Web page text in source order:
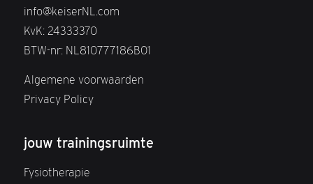
info@keiserNL.com
KvK: 24333370
BTW-nr: NL810777186B01
Algemene voorwaarden
Privacy Policy
jouw trainingsruimte
Fysiotherapie